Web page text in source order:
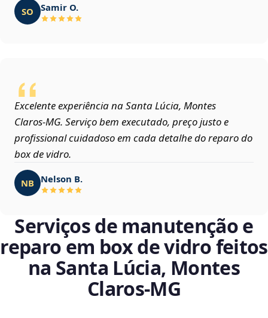
SO Samir O.
Excelente experiência na Santa Lúcia, Montes
Claros‑MG. Serviço bem executado, preço justo e
profissional cuidadoso em cada detalhe do reparo do
box de vidro.
NB Nelson B.
Serviços de manutenção e
reparo em box de vidro feitos
na Santa Lúcia, Montes
Claros‑MG